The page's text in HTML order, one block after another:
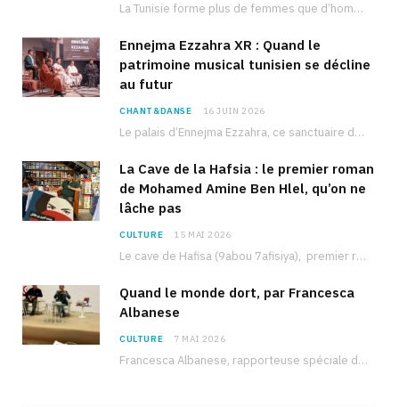
La Tunisie forme plus de femmes que d’hommes dans les filières scientifiques. Pourtant, pour beaucoup…
Ennejma Ezzahra XR : Quand le
patrimoine musical tunisien se décline
au futur
CHANT&DANSE 16 JUIN 2026
Le palais d’Ennejma Ezzahra, ce sanctuaire de la musique tunisienne et méditerranéenne construit par le…
La Cave de la Hafsia : le premier roman
de Mohamed Amine Ben Hlel, qu’on ne
lâche pas
CULTURE 15 MAI 2026
Le cave de Hafisa (9abou 7afisiya), premier roman du journaliste tunisien Mohamed Amine Ben Hlel,…
Quand le monde dort, par Francesca
Albanese
CULTURE 7 MAI 2026
Francesca Albanese, rapporteuse spéciale de l’ONU sur les territoires palestiniens occupés, était à Tunis pour…